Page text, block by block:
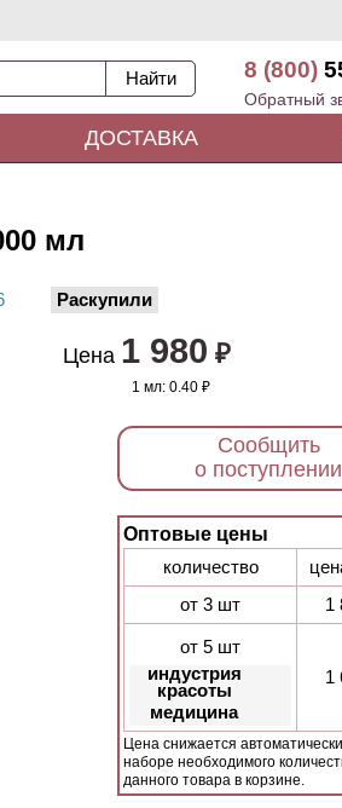
8 (800)
Обратный
ДОСТАВКА
мл
Раскупили
Цена 1 980 ₽
1 мл: 0.40 ₽
Сообщить
о поступлении
Оптовые цены
количество
от 3 шт
1
от 5 шт
индустрия
красоты
медицина
1
Цена снижается
наборе необходимого
данного товара в корзине.